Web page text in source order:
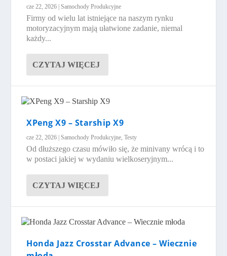
cze 22, 2026 |Samochody Produkcyjne
Firmy od wielu lat istniejące na naszym rynku
motoryzacyjnym mają ułatwione zadanie, niemal
każdy...
CZYTAJ WIĘCEJ
XPeng X9 – Starship X9
cze 22, 2026 |Samochody Produkcyjne,Testy
Od dłuższego czasu mówiło się, że minivany wrócą i to
w postaci jakiej w wydaniu wielkoseryjnym...
CZYTAJ WIĘCEJ
Honda Jazz Crosstar Advance – Wiecznie